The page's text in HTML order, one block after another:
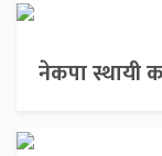
नेकपा स्थायी